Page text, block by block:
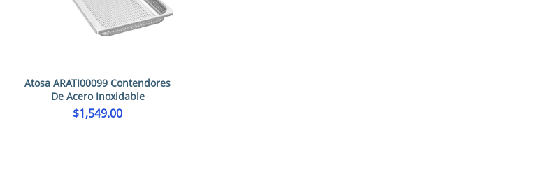
Atosa ARATI00099 Contendores
De Acero Inoxidable
$1,549.00